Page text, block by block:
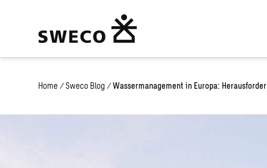
Home / Sweco Blog / Wassermanagement in Europa: